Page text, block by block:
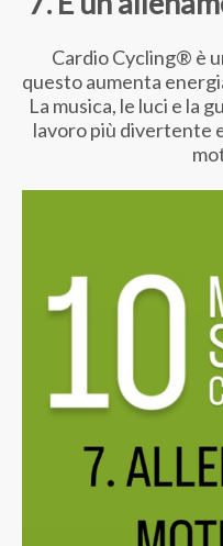
Cardio Cycling® è
questo aumenta
La musica, le luci e la
lavoro più divertente